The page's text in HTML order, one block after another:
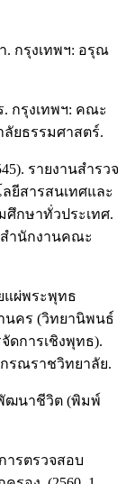
. กรุงเทพฯ: อรุณ
. กรุงเทพฯ: คณะ
ยธรรมศาสตร์.
รายงานสำรวจ
ยีสารสนเทศและ
ศึกษาทั่วประเทศ.
สำนักงานคณะ
แผ่พระพุทธ
นคร (วิทยานิพนธ์
การเชิงพุทธ).
รณราชวิทยาลัย.
ฒนาชีวิต (พิมพ์
ารตรวจสอบ